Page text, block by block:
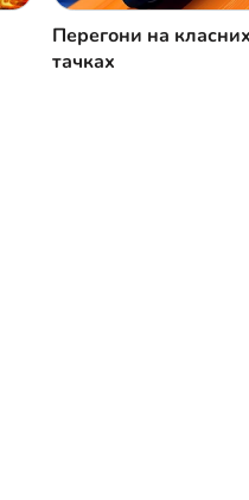
Перегони на класних
тачках